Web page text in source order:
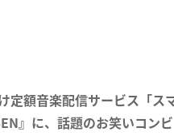
定額音楽配信サービス「
』に、話題のお笑いコン